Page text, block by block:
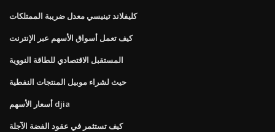
كليفلاند تينيسي معدل ضريبة الممتلكات
كيف تعمل أسواق الأسهم عبر الإنترنت
المستقبل الاقتصادي للطاقة النووية
حيث لشراء موبيل المنتجات النفطية
أسعار الأسهم djia
كيف تستثمر في عقود الفضة الآجلة